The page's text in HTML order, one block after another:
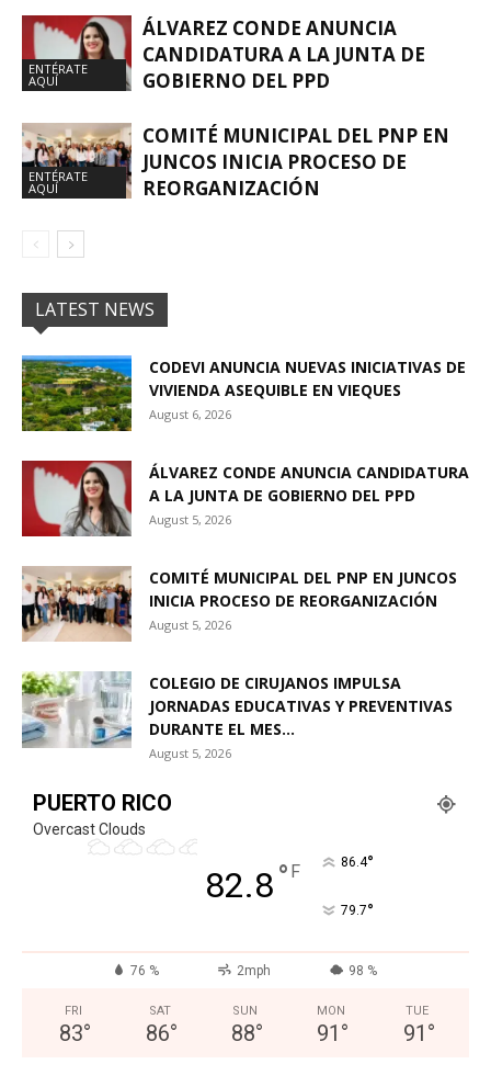
ENTÉRATE
AQUÍ
ÁLVAREZ CONDE ANUNCIA
CANDIDATURA A LA JUNTA DE
GOBIERNO DEL PPD
ENTÉRATE
AQUÍ
COMITÉ MUNICIPAL DEL PNP EN
JUNCOS INICIA PROCESO DE
REORGANIZACIÓN
LATEST NEWS
CODEVI ANUNCIA NUEVAS INICIATIVAS DE
VIVIENDA ASEQUIBLE EN VIEQUES
August 6, 2026
ÁLVAREZ CONDE ANUNCIA CANDIDATURA
A LA JUNTA DE GOBIERNO DEL PPD
August 5, 2026
COMITÉ MUNICIPAL DEL PNP EN JUNCOS
INICIA PROCESO DE REORGANIZACIÓN
August 5, 2026
COLEGIO DE CIRUJANOS IMPULSA
JORNADAS EDUCATIVAS Y PREVENTIVAS
DURANTE EL MES...
August 5, 2026
PUERTO RICO
Overcast Clouds
82.8° F 86.4°
79.7°
76 % 2mph 98 %
FRI
83°
SAT
86°
SUN
88°
MON
91 °
TUE
91 °